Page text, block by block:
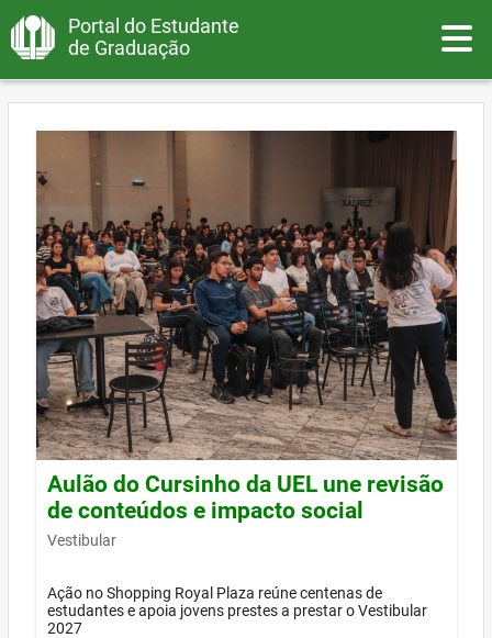
Portal do Estudante
de Graduação
Aulão do Cursinho da UEL une revisão
de conteúdos e impacto social
Vestibular
Ação no Shopping Royal Plaza reúne centenas de
estudantes e apoia jovens prestes a prestar o Vestibular
2027